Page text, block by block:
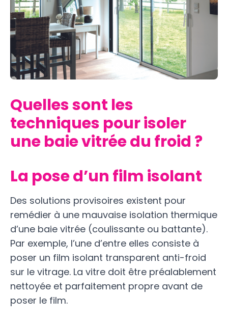
Quelles sont les
techniques pour isoler
une baie vitrée du froid ?
La pose d’un film isolant
Des solutions provisoires existent pour
remédier à une mauvaise isolation thermique
d’une baie vitrée (coulissante ou battante).
Par exemple, l’une d’entre elles consiste à
poser un film isolant transparent anti-froid
sur le vitrage. La vitre doit être préalablement
nettoyée et parfaitement propre avant de
poser le film.